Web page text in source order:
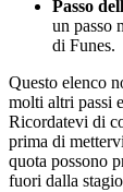
Passo
un passo
di Funes.
Questo elenco
molti altri passi
Ricordatevi di
prima di
quota possono
fuori dalla